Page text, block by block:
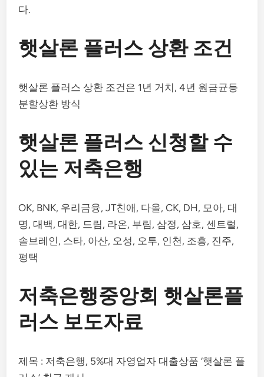
다.
햇살론 플러스 상환 조건
햇살론 플러스 상환 조건은 1년 거치, 4년 원금균등
분할상환 방식
햇살론 플러스 신청할 수
있는 저축은행
OK, BNK, 우리금융, JT친애, 다올, CK, DH, 모아, 대
명, 대백, 대한, 드림, 라온, 부림, 삼정, 삼호, 센트럴,
솔브레인, 스타, 아산, 오성, 오투, 인천, 조흥, 진주,
평택
저축은행중앙회 햇살론플
러스 보도자료
제목 : 저축은행, 5%대 자영업자 대출상품 ‘햇살론 플